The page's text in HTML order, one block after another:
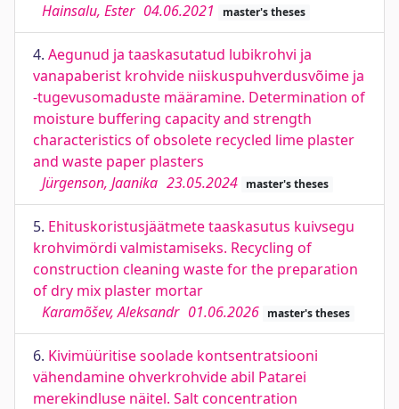
Hainsalu, Ester 04.06.2021 master's theses
4. Aegunud ja taaskasutatud lubikrohvi ja
vanapaberist krohvide niiskuspuhverdusvõime ja
-tugevusomaduste määramine. Determination of
moisture buffering capacity and strength
characteristics of obsolete recycled lime plaster
and waste paper plasters
Jürgenson, Jaanika 23.05.2024 master's theses
5. Ehituskoristusjäätmete taaskasutus kuivsegu
krohvimördi valmistamiseks. Recycling of
construction cleaning waste for the preparation
of dry mix plaster mortar
Karamõšev, Aleksandr 01.06.2026 master's theses
6. Kivimüüritise soolade kontsentratsiooni
vähendamine ohverkrohvide abil Patarei
merekindluse näitel. Salt concentration